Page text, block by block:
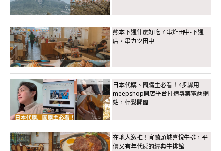
熊本下通什麼好吃？串炸田中-下通
店，串カツ田中
日本代購、團購主必看！4步驟用
meepshop開店平台打造專業電商網
站，輕鬆開團
在地人激推！宜蘭頭城喜悅牛排，平
價又有年代感的經典牛排館